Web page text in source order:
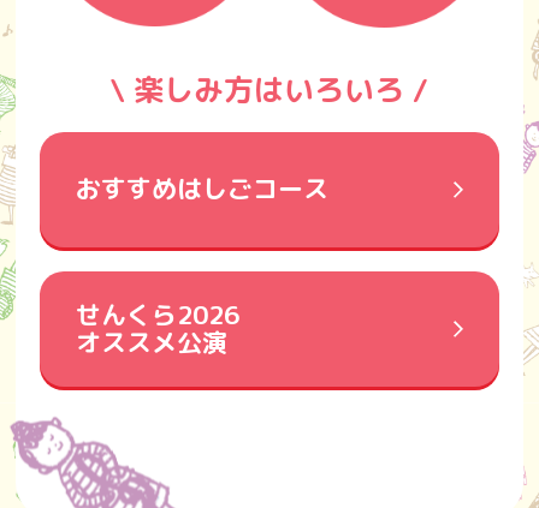
\ 楽しみ方はいろいろ /
おすすめはしごコース
せんくら2026
オススメ公演